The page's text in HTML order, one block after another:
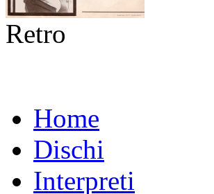
Retro
Home
Dischi
Interpreti